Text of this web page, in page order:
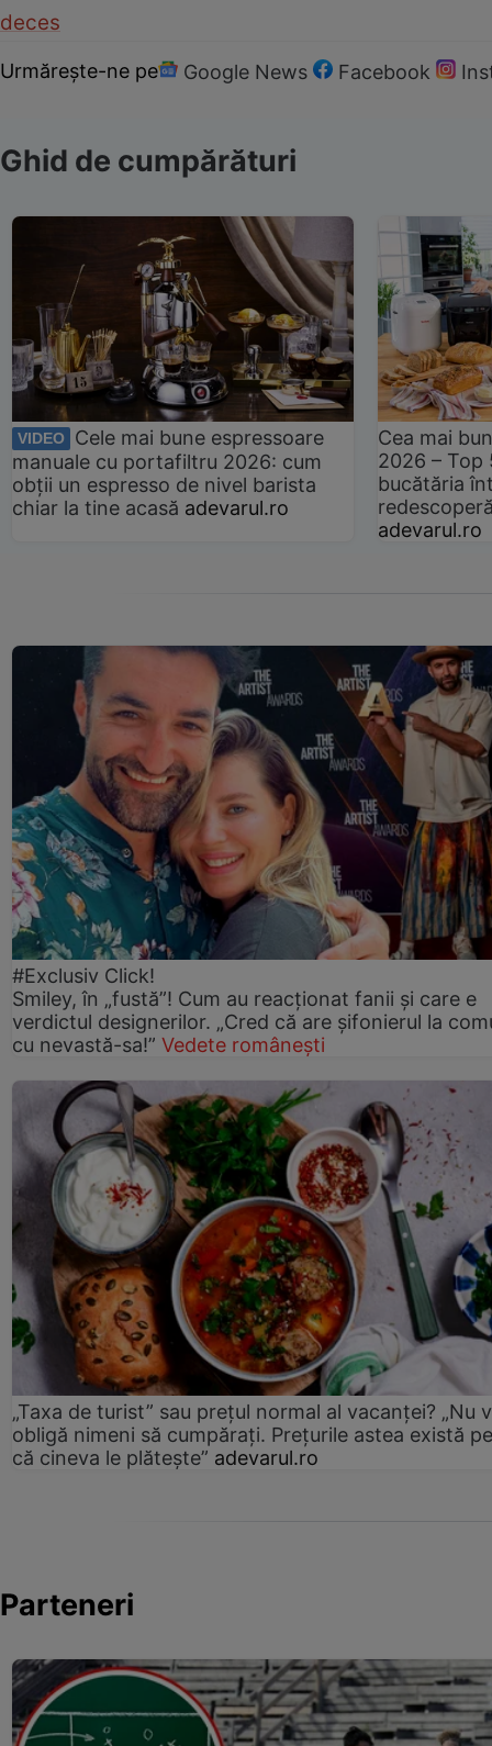
deces
Urmărește-ne pe Google News Facebook
Ghid de cumpărături
VIDEO
Cele mai bune espressoare
manuale cu portafiltru 2026: cum
obții un espresso de nivel barista
chiar la tine acasă adevarul.ro
Cea mai
2026 –
bucătăria
adevarul.ro
#Exclusiv Click!
Smiley, în „fustă”! Cum au reacționat fanii și care e
verdictul designerilor. „Cred că are șifonierul la
cu nevastă-sa!” Vedete românești
„Taxa de turist” sau prețul normal al vacanței? „Nu
obligă nimeni să cumpărați. Prețurile astea există
că cineva le plătește” adevarul.ro
Parteneri